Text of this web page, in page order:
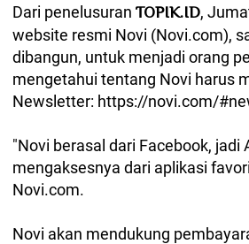
Dari penelusuran TOPIK.ID,
website resmi Novi (Novi.com),
dibangun, untuk menjadi orang
mengetahui tentang Novi harus
Newsletter: https://novi.com/
"Novi berasal dari Facebook, jadi
mengaksesnya dari aplikasi
Novi.com.
Novi akan mendukung